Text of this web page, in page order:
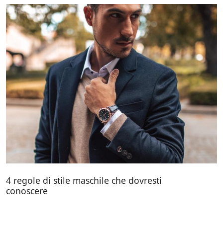
4 regole di stile maschile che dovresti
conoscere